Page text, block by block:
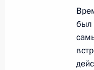
об
и
был